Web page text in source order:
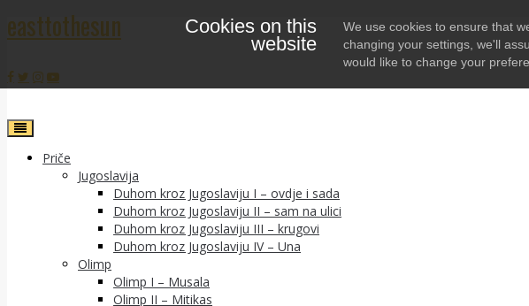
Cookies on this
website
We use cookies to ensure that
changing your settings, we'll
would like to change your
Skip
to
easttothesun
Priče
Jugoslavija
Duhom kroz Jugoslaviju I – ovdje i sada
Duhom kroz Jugoslaviju II – sam na ulici
Duhom kroz Jugoslaviju III – krugovi
Duhom kroz Jugoslaviju IV – Una
Olimp
Olimp I – Musala
Olimp II – Mitikas